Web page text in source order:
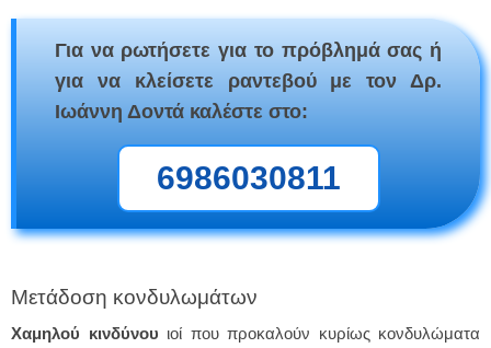
Για να ρωτήσετε για το πρόβλημά σας ή
για να κλείσετε ραντεβού με τον Δρ.
Ιωάννη Δοντά καλέστε στο:
6986030811
Μετάδοση κονδυλωμάτων
Χαμηλού κινδύνου ιοί που προκαλούν κυρίως κονδυλώματα